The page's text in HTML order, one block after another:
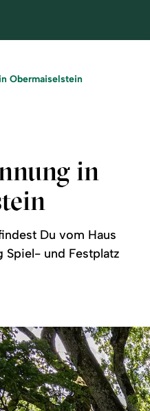
Obermaiselstein
in
Du vom Haus
Spiel- und Festplatz